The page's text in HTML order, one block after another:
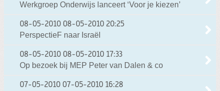
Werkgroep Onderwijs lanceert ‘Voor je kiezen’
08-05-2010 08-05-2010 20:25
PerspectieF naar Israël
08-05-2010 08-05-2010 17:33
Op bezoek bij MEP Peter van Dalen & co
07-05-2010 07-05-2010 16:28